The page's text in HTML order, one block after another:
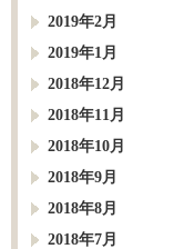
2019年2月
2019年1月
2018年12月
2018年11月
2018年10月
2018年9月
2018年8月
2018年7月